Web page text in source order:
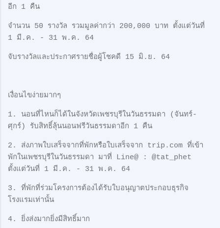
อีก 1 คืน
จำนวน 50 รางวัล รวมมูลค่ากว่า 200,000 บาท ตั้งแต่วันที่
1 มี.ค. - 31 พ.ค. 64
จับรางวัลและประกาศรายชื่อผู้โชคดี 15 มิ.ย. 64
เงื่อนไขง่ายมากๆ
1. นอนที่ไหนก็ได้ในจังหวัดเพชรบุรีในวันธรรมดา (จันทร์-
ศุกร์) รับสิทธิ์ลุ้นนอนฟรีวันธรรมดาอีก 1 คืน
2. ส่งภาพใบเสร็จจากที่พักหรือใบเสร็จจาก trip.com ที่เข้า
พักในเพชรบุรีในวันธรรมดา มาที่ Line@ : @tat_phet
ตั้งแต่วันที่ 1 มี.ค. - 31 พ.ค. 64
3. ที่พักที่ร่วมโครงการต้องได้รับใบอนุญาตประกอบธุรกิจ
โรงแรมเท่านั้น
4. ยิ่งส่งมากยิ่งมีสิทธิ์มาก